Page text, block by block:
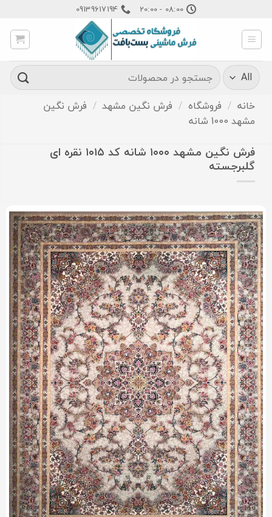
content
08:00 - 20:00
09139617194
جستجو
برای:
خانه / فروشگاه / فرش نگین مشهد / فرش نگین
مشهد 1000 شانه
فرش نگین مشهد ۱۰۰۰ شانه کد ۱۰۱۵ نقره ای
گلبرجسته